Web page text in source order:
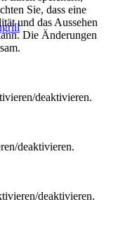
Sie, dass eine
und das Aussehen
Die Änderungen
deaktivieren.
deaktivieren.
deaktivieren.